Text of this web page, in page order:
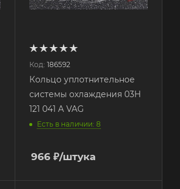
Код: 186592
Кольцо уплотнительное
системы охлаждения 03H
121 041 A VAG
Есть в наличии: 8
966₽/штука